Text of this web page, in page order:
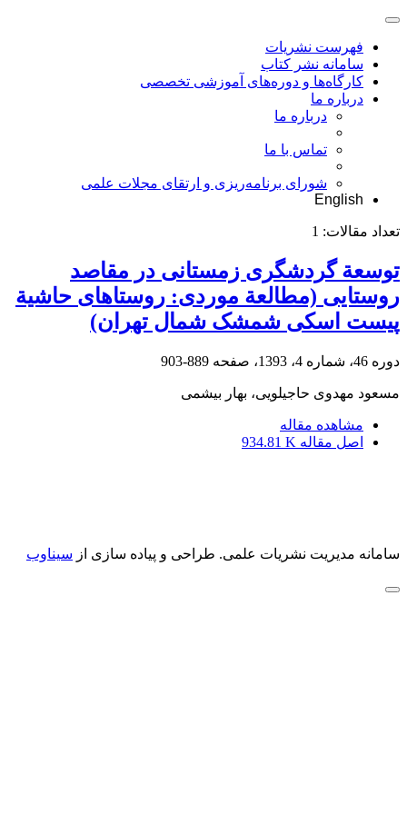
فهرست نشریات
سامانه نشر کتاب
کارگاه‌ها و دوره‌های آموزشی تخصصی
درباره ما
درباره ما
تماس با ما
شورای برنامه‌ریزی و ارتقای مجلات علمی
English
تعداد مقالات: 1
توسعة گردشگری زمستانی در مقاصد
روستایی (مطالعة موردی: روستا‌های حاشیة
پیست اسکی شمشک شمال تهران)
دوره 46، شماره 4، 1393، صفحه 889-903
مسعود مهدوی حاجیلویی، بهار بیشمی
مشاهده مقاله
اصل مقاله 934.81 K
سامانه مدیریت نشریات علمی. طراحی و پیاده سازی از سیناوب